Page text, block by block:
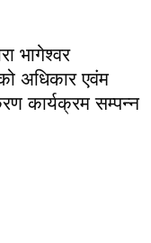
भागेश्वर
अधिकार एवंम
कार्यक्रम सम्पन्न